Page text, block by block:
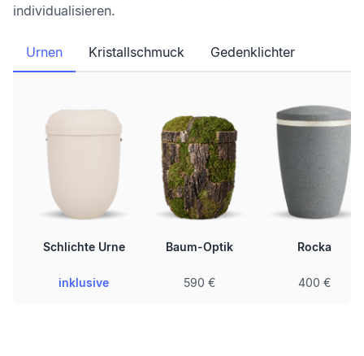
individualisieren.
Urnen Kristallschmuck Gedenklichter
Schlichte Urne
inklusive
Baum-Optik
590 €
Rocka
400 €